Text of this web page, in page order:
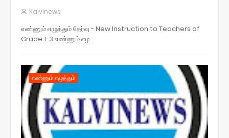
Kalvinews
எண்ணும் எழுத்தும் தேர்வு - New Instruction to Teachers of
Grade 1-3 எண்ணும் எழ…
எண்ணும் எழுத்தும்